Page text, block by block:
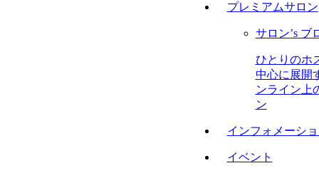
プレミアムサロン
サロン’s ブ
ひとりのホ
中心に展開
ンライン上
ン
インフォメーシ
イベント